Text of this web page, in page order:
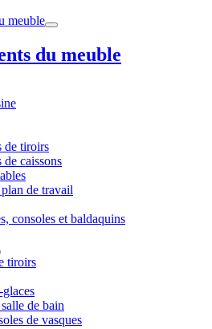
meuble
du meuble
de tiroirs
de caissons
de travail
consoles et baldaquins
tiroirs
de bain
de vasques